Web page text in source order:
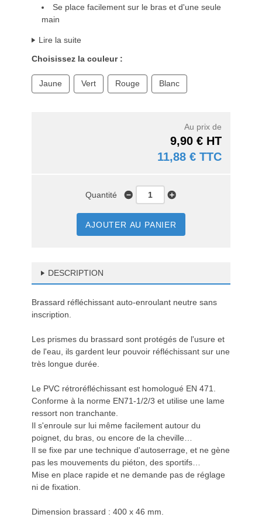
Se place facilement sur le bras et d'une seule
main
Lire la suite
Choisissez la couleur :
Jaune Vert Rouge Blanc
Au prix de
9,90 € HT
11,88 € TTC
Quantité
AJOUTER AU PANIER
DESCRIPTION
Brassard réfléchissant auto-enroulant neutre sans
inscription.
Les prismes du brassard sont protégés de l'usure et
de l'eau, ils gardent leur pouvoir réfléchissant sur une
très longue durée.
Le PVC rétroréfléchissant est homologué EN 471.
Conforme à la norme EN71-1/2/3 et utilise une lame
ressort non tranchante.
Il s'enroule sur lui même facilement autour du
poignet, du bras, ou encore de la cheville…
Il se fixe par une technique d'autoserrage, et ne gène
pas les mouvements du piéton, des sportifs…
Mise en place rapide et ne demande pas de réglage
ni de fixation.
Dimension brassard : 400 x 46 mm.